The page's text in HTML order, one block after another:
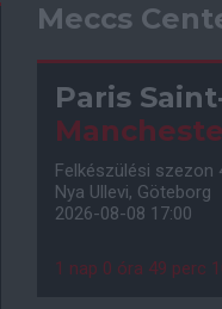
Meccs
Paris
Felkészülési szezon
Nya Ullevi, Göteborg
2026-08-08 17:00
1 nap 0 óra 49 perc